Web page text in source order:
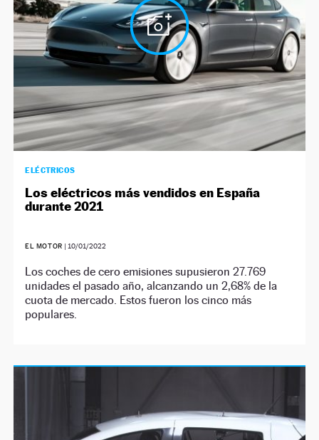
ELÉCTRICOS
Los eléctricos más vendidos en España
durante 2021
EL MOTOR | 10/01/2022
Los coches de cero emisiones supusieron 27.769
unidades el pasado año, alcanzando un 2,68% de la
cuota de mercado. Estos fueron los cinco más
populares.